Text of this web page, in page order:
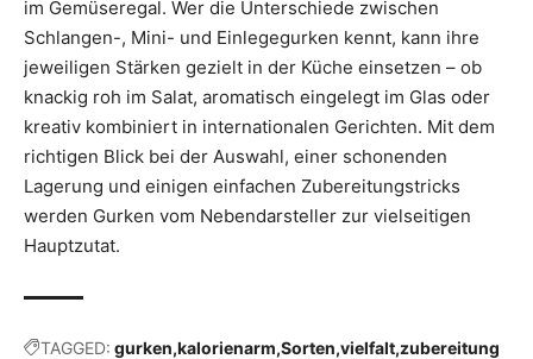
im Gemüseregal. Wer die Unterschiede zwischen
Schlangen-, Mini- und Einlegegurken kennt, kann ihre
jeweiligen Stärken gezielt in der Küche einsetzen – ob
knackig roh im Salat, aromatisch eingelegt im Glas oder
kreativ kombiniert in internationalen Gerichten. Mit dem
richtigen Blick bei der Auswahl, einer schonenden
Lagerung und einigen einfachen Zubereitungstricks
werden Gurken vom Nebendarsteller zur vielseitigen
Hauptzutat.
TAGGED: gurken kalorienarm Sorten vielfalt zubereitung